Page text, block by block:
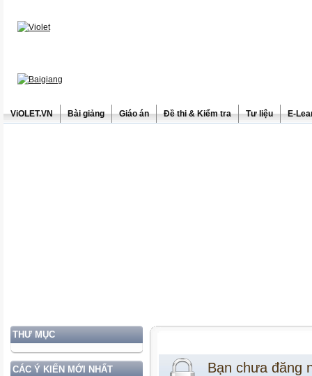
ViOLET.VN Bài giảng Giáo án Đề thi & Kiểm tra Tư liệu E-
THƯ MỤC
CÁC Ý KIẾN MỚI NHẤT Bạn chưa đăng